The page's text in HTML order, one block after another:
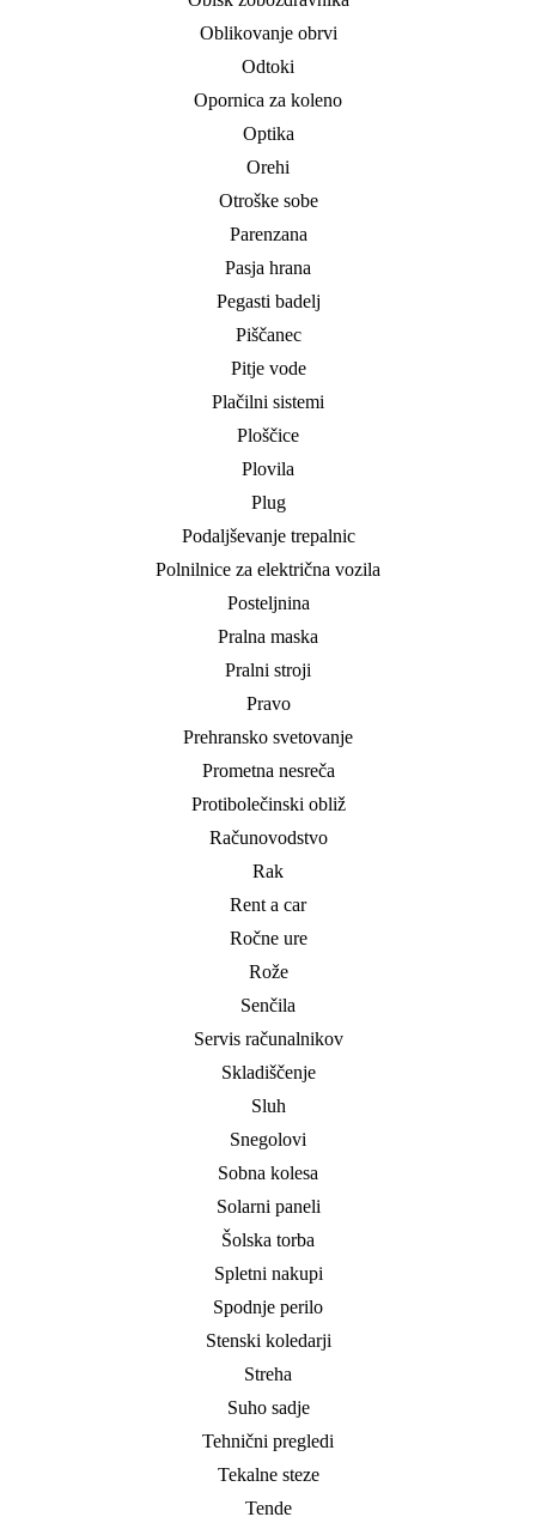
Oblikovanje obrvi
Odtoki
Opornica za koleno
Optika
Orehi
Otroške sobe
Parenzana
Pasja hrana
Pegasti badelj
Piščanec
Pitje vode
Plačilni sistemi
Ploščice
Plovila
Plug
Podaljševanje trepalnic
Polnilnice za električna vozila
Posteljnina
Pralna maska
Pralni stroji
Pravo
Prehransko svetovanje
Prometna nesreča
Protibolečinski obliž
Računovodstvo
Rak
Rent a car
Ročne ure
Rože
Senčila
Servis računalnikov
Skladiščenje
Sluh
Snegolovi
Sobna kolesa
Solarni paneli
Šolska torba
Spletni nakupi
Spodnje perilo
Stenski koledarji
Streha
Suho sadje
Tehnični pregledi
Tekalne steze
Tende